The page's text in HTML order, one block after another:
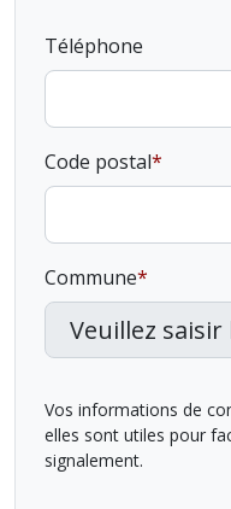
Téléphone
Code postal
Commune
Vos informations de
elles sont utiles pour
signalement.